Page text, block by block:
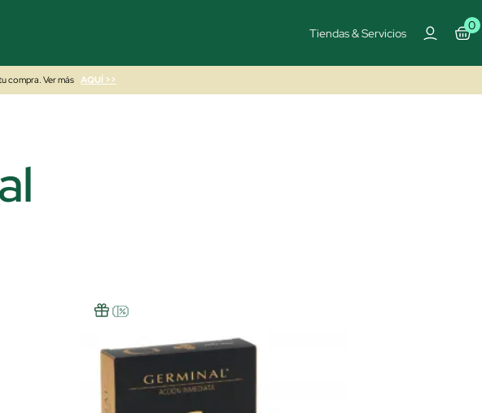
Tiendas & Servicios
0
compra. Ver más AQUÍ >>